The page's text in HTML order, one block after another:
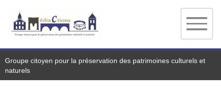
Groupe citoyen pour la préservation des patrimoines culturels et
naturels